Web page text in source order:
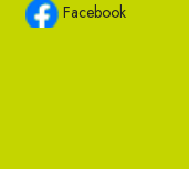
Facebook